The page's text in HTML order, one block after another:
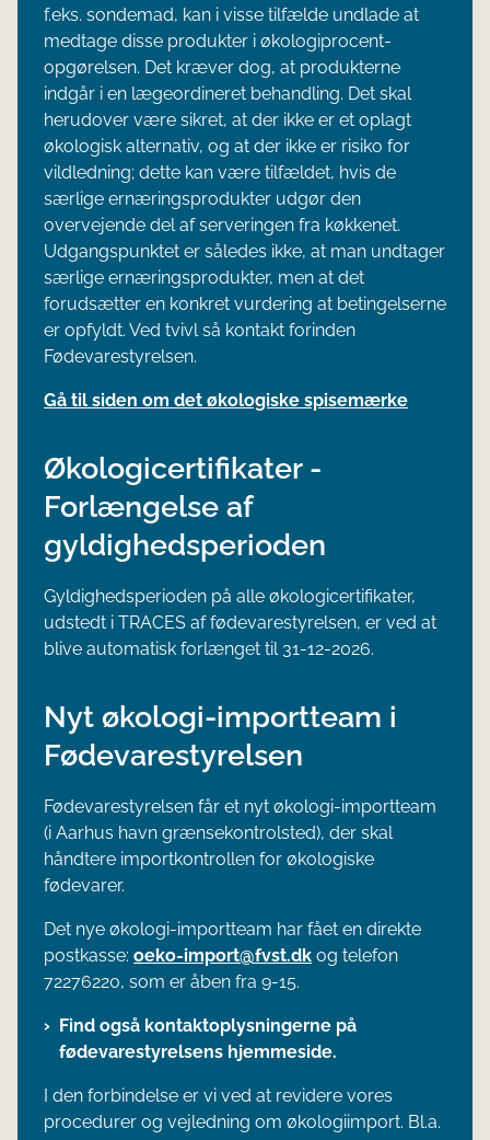
f.eks. sondemad, kan i visse tilfælde undlade at
medtage disse produkter i økologiprocent-
opgørelsen. Det kræver dog, at produkterne
indgår i en lægeordineret behandling. Det skal
herudover være sikret, at der ikke er et oplagt
økologisk alternativ, og at der ikke er risiko for
vildledning; dette kan være tilfældet, hvis de
særlige ernæringsprodukter udgør den
overvejende del af serveringen fra køkkenet.
Udgangspunktet er således ikke, at man undtager
særlige ernæringsprodukter, men at det
forudsætter en konkret vurdering at betingelserne
er opfyldt. Ved tvivl så kontakt forinden
Fødevarestyrelsen.
Gå til siden om det økologiske spisemærke
Økologicertifikater -
Forlængelse af
gyldighedsperioden
Gyldighedsperioden på alle økologicertifikater,
udstedt i TRACES af fødevarestyrelsen, er ved at
blive automatisk forlænget til 31-12-2026.
Nyt økologi-importteam i
Fødevarestyrelsen
Fødevarestyrelsen får et nyt økologi-importteam
(i Aarhus havn grænsekontrolsted), der skal
håndtere importkontrollen for økologiske
fødevarer.
Det nye økologi-importteam har fået en direkte
postkasse: oeko-import@fvst.dk og telefon
72276220, som er åben fra 9-15.
Find også kontaktoplysningerne på
fødevarestyrelsens hjemmeside.
I den forbindelse er vi ved at revidere vores
procedurer og vejledning om økologiimport. Bl.a.